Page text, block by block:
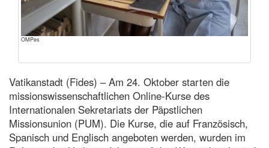
OMPes
Vatikanstadt (Fides) – Am 24. Oktober starten die
missionswissenschaftlichen Online-Kurse des
Internationalen Sekretariats der Päpstlichen
Missionsunion (PUM). Die Kurse, die auf Französisch,
Spanisch und Englisch angeboten werden, wurden im